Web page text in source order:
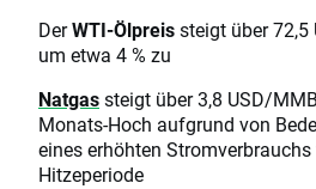
DerWTI-Ölpreissteigt über
um etwa 4 % zu
Natgassteigt über 3,8 USD/
Monats-Hoch aufgrund von
eines erhöhten
Hitzeperiode